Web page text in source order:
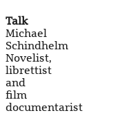
Talk
Michael
Schindhelm
Novelist,
librettist
and
film
documentarist